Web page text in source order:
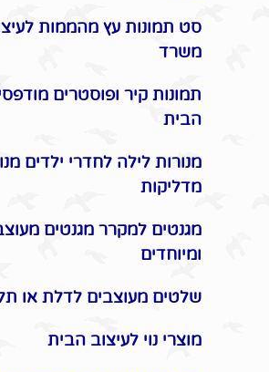
סט תמונות עץ מהממות
משרד
תמונות קיר ופוסטרים
הבית
מנורות לילה לחדרי ילדים
מדליקות
מגנטים למקרר מגנטים
ומיוחדים
שלטים מעוצבים לדלת או
מוצרי נוי לעיצוב הבית